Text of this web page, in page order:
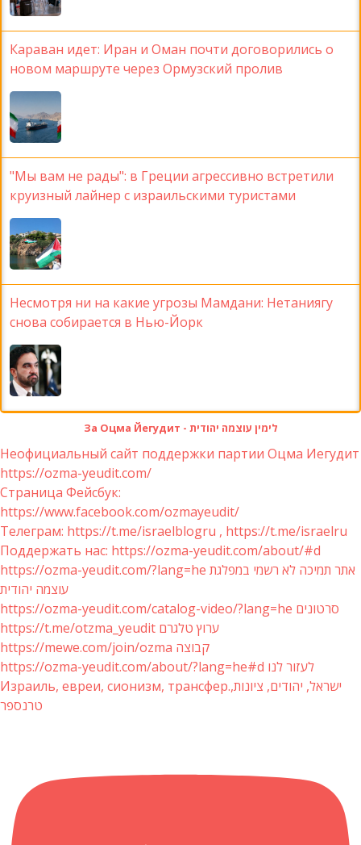
Караван идет: Иран и Оман почти договорились о
новом маршруте через Ормузский пролив
"Мы вам не рады": в Греции агрессивно встретили
круизный лайнер с израильскими туристами
Несмотря ни на какие угрозы Мамдани: Нетаниягу
снова собирается в Нью-Йорк
За Оцма Йегудит - לימין עוצמה יהודית
Неофициальный сайт поддержки партии Оцма Иегудит
https://ozma-yeudit.com/
Страница Фейсбук:
https://www.facebook.com/ozmayeudit/
Телеграм: https://t.me/israelblogru , https://t.me/israelru
Поддержать нас: https://ozma-yeudit.com/about/#d
https://ozma-yeudit.com/?lang=he אתר תמיכה לא רשמי במפלגת
עוצמה יהודית
https://ozma-yeudit.com/catalog-video/?lang=he סרטונים
https://t.me/otzma_yeudit ערוץ טלגרם
https://mewe.com/join/ozma קבוצה
https://ozma-yeudit.com/about/?lang=he#d לעזור לנו
Израиль, евреи, сионизм, трансфер.ישראל, יהודים, ציונות,
טרנספר